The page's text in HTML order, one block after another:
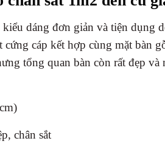
dáng đơn giản và tiện dụng
cứng cáp kết hợp cùng mặt bàn
tổng quan bàn còn rất đẹp
chân sắt